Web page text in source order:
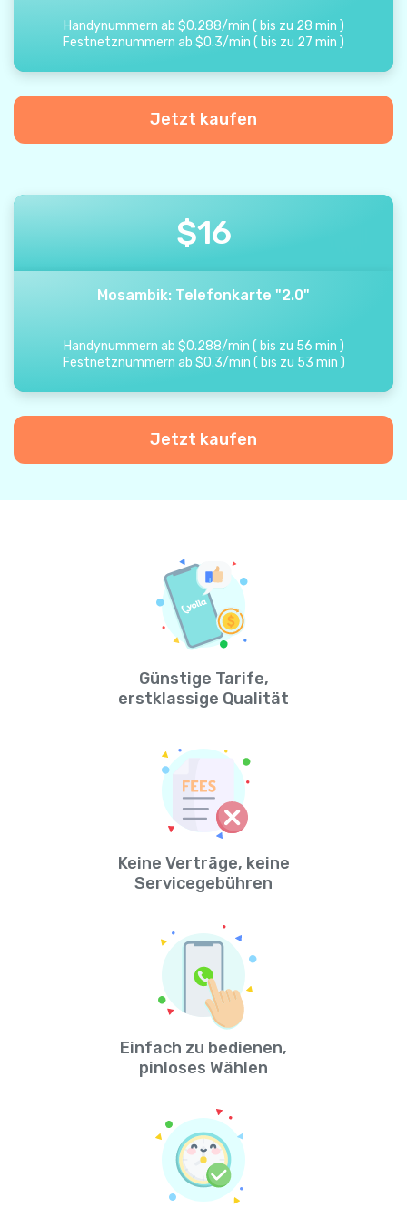
Handynummern ab $0.288/min ( bis zu 28 min )
Festnetznummern ab $0.3/min ( bis zu 27 min )
Jetzt kaufen
$16
Mosambik: Telefonkarte "2.0"
Handynummern ab $0.288/min ( bis zu 56 min )
Festnetznummern ab $0.3/min ( bis zu 53 min )
Jetzt kaufen
Günstige Tarife,
erstklassige Qualität
Keine Verträge, keine
Servicegebühren
Einfach zu bedienen,
pinloses Wählen